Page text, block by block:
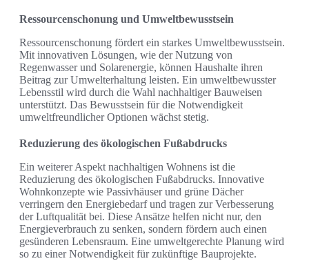
Ressourcenschonung und Umweltbewusstsein
Ressourcenschonung fördert ein starkes Umweltbewusstsein.
Mit innovativen Lösungen, wie der Nutzung von
Regenwasser und Solarenergie, können Haushalte ihren
Beitrag zur Umwelterhaltung leisten. Ein umweltbewusster
Lebensstil wird durch die Wahl nachhaltiger Bauweisen
unterstützt. Das Bewusstsein für die Notwendigkeit
umweltfreundlicher Optionen wächst stetig.
Reduzierung des ökologischen Fußabdrucks
Ein weiterer Aspekt nachhaltigen Wohnens ist die
Reduzierung des ökologischen Fußabdrucks. Innovative
Wohnkonzepte wie Passivhäuser und grüne Dächer
verringern den Energiebedarf und tragen zur Verbesserung
der Luftqualität bei. Diese Ansätze helfen nicht nur, den
Energieverbrauch zu senken, sondern fördern auch einen
gesünderen Lebensraum. Eine umweltgerechte Planung wird
so zu einer Notwendigkeit für zukünftige Bauprojekte.